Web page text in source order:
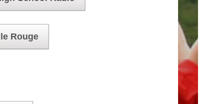
Rouge